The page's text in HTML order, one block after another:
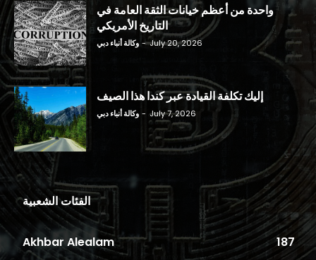
واحدة من أعظم خيانات الثقة العامة في
التاريخ الأمريكي
وكالة أنباء دبي - July 20, 2026
إليك تكلفة القيادة عبر كندا هذا الصيف
وكالة أنباء دبي - July 7, 2026
الفئات الشعبية
Akhbar Alealam 187